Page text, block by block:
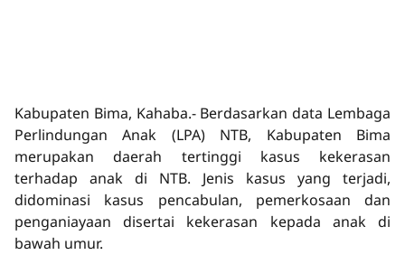
Kabupaten Bima, Kahaba.- Berdasarkan data Lembaga
Perlindungan Anak (LPA) NTB, Kabupaten Bima
merupakan daerah tertinggi kasus kekerasan
terhadap anak di NTB. Jenis kasus yang terjadi,
didominasi kasus pencabulan, pemerkosaan dan
penganiayaan disertai kekerasan kepada anak di
bawah umur.